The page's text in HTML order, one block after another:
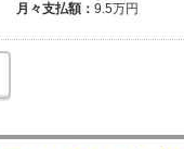
月々支払額： 9.5万円